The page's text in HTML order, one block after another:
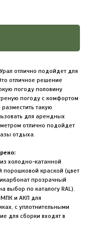
отлично подойдет для
отличное решение
погоду половину
погоду с комфортом
такую
для арендных
отлично подойдет
отдыха.
холодно-катанной
краской (цвет
прозрачный
выбор по каталогу RAL).
и АКП для
с уплотнительными
для сборки входят в